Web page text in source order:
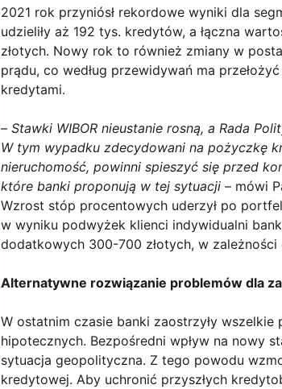
2021 rok przyniósł rekordowe wyniki dla
udzieliły aż 192 tys. kredytów, a łączna
złotych. Nowy rok to również zmiany w
prądu, co według przewidywań ma
kredytami.
–Stawki WIBOR nieustanie rosną, a Rada
W tym wypadku zdecydowani na pożyczkę
nieruchomość, powinni spieszyć się przed
które banki proponują w tej sytuacji – mówi
Wzrost stóp procentowych uderzył po
w wyniku podwyżek klienci indywidualni
dodatkowych 300-700 złotych, w
Alternatywne rozwiązanie problemów dla
W ostatnim czasie banki zaostrzyły
hipotecznych. Bezpośredni wpływ na nowy
sytuacja geopolityczna. Z tego powodu
kredytowej. Aby uchronić przyszłych